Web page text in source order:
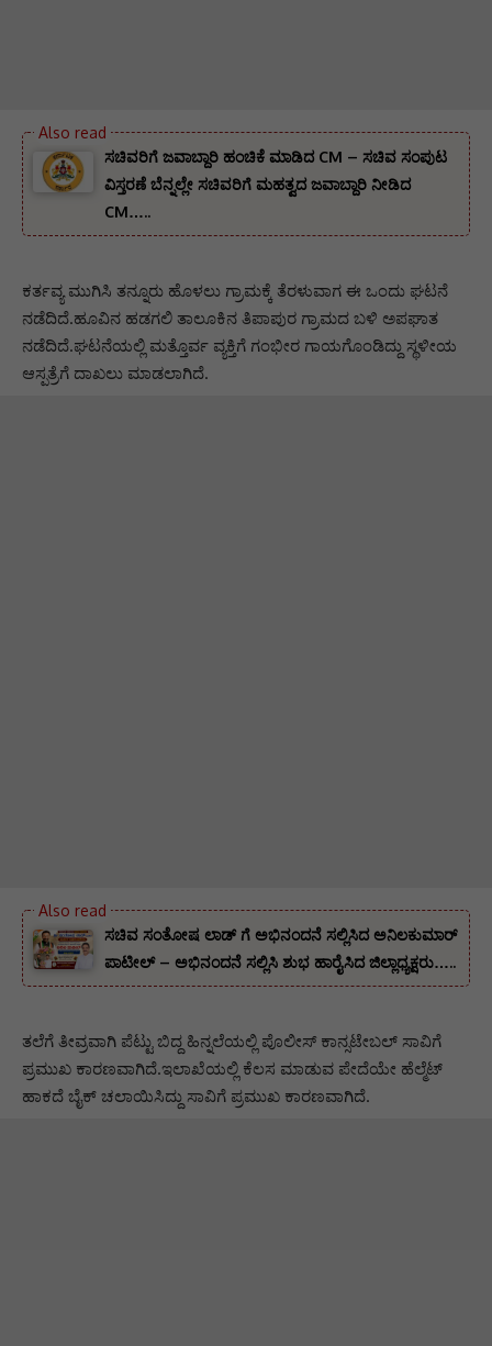
ಸಚಿವರಿಗೆ ಜವಾಬ್ದಾರಿ ಹಂಚಿಕೆ ಮಾಡಿದ CM – ಸಚಿವ ಸಂಪುಟ
ವಿಸ್ತರಣೆ ಬೆನ್ನಲ್ಲೇ ಸಚಿವರಿಗೆ ಮಹತ್ವದ ಜವಾಬ್ದಾರಿ ನೀಡಿದ
CM…..
ಕರ್ತವ್ಯ ಮುಗಿಸಿ ತನ್ನೂರು ಹೊಳಲು ಗ್ರಾಮಕ್ಕೆ ತೆರಳುವಾಗ ಈ ಒಂದು ಘಟನೆ
ನಡೆದಿದೆ.ಹೂವಿನ ಹಡಗಲಿ ತಾಲೂಕಿನ ತಿಪಾಪುರ ಗ್ರಾಮದ ಬಳಿ ಅಪಘಾತ
ನಡೆದಿದೆ.ಘಟನೆಯಲ್ಲಿ ಮತ್ತೊರ್ವ ವ್ಯಕ್ತಿಗೆ ಗಂಭೀರ ಗಾಯಗೊಂಡಿದ್ದು ಸ್ಥಳೀಯ
ಆಸ್ಪತ್ರೆಗೆ ದಾಖಲು ಮಾಡಲಾಗಿದೆ.
ಸಚಿವ ಸಂತೋಷ ಲಾಡ್ ಗೆ ಅಭಿನಂದನೆ ಸಲ್ಲಿಸಿದ ಅನಿಲಕುಮಾರ್
ಪಾಟೀಲ್ – ಅಭಿನಂದನೆ ಸಲ್ಲಿಸಿ ಶುಭ ಹಾರೈಸಿದ ಜಿಲ್ಲಾಧ್ಯಕ್ಷರು…..
ತಲೆಗೆ ತೀವ್ರವಾಗಿ ಪೆಟ್ಟು ಬಿದ್ದ ಹಿನ್ನಲೆಯಲ್ಲಿ ಪೊಲೀಸ್ ಕಾನ್ಸಟೇಬಲ್ ಸಾವಿಗೆ
ಪ್ರಮುಖ ಕಾರಣವಾಗಿದೆ‌‌.ಇಲಾಖೆಯಲ್ಲಿ ಕೆಲಸ ಮಾಡುವ ಪೇದೆಯೇ ಹೆಲ್ಮೆಟ್
ಹಾಕದೆ ಬೈಕ್ ಚಲಾಯಿಸಿದ್ದು ಸಾವಿಗೆ ಪ್ರಮುಖ ಕಾರಣವಾಗಿದೆ.